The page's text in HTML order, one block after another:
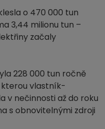
o 470 000 tun
3,44 milionu tun –
začaly
228 000 tun ročně
kterou vlastník-
v nečinnosti až do roku
s obnovitelnými zdroji